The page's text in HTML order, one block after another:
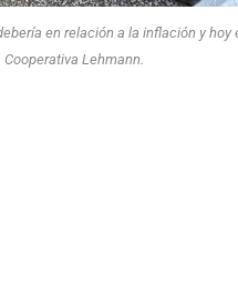
en relación a la inflación y hoy
Lehmann.